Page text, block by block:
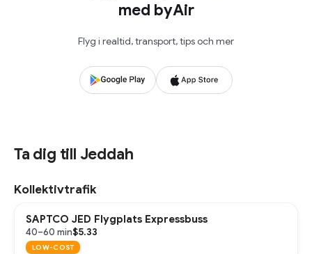
med byAir
Flyg i realtid, transport, tips och mer
Ta dig till Jeddah
Kollektivtrafik
SAPTCO JED Flygplats Expressbuss
40–60 min$5.33
LOW-COST